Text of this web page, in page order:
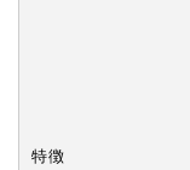
特徴